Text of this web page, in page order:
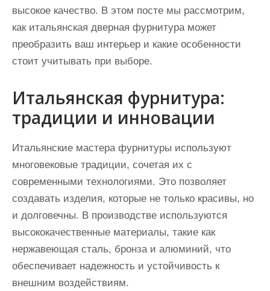
высокое качество. В этом посте мы рассмотрим,
как итальянская дверная фурнитура может
преобразить ваш интерьер и какие особенности
стоит учитывать при выборе.
Итальянская фурнитура:
традиции и инновации
Итальянские мастера фурнитуры используют
многовековые традиции, сочетая их с
современными технологиями. Это позволяет
создавать изделия, которые не только красивы, но
и долговечны. В производстве используются
высококачественные материалы, такие как
нержавеющая сталь, бронза и алюминий, что
обеспечивает надежность и устойчивость к
внешним воздействиям.